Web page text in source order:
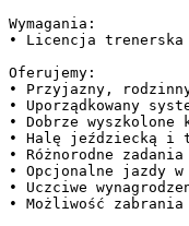
Wymagania:
• Licencja trenerska
Oferujemy:
• Przyjazny,
• Uporządkowany
• Dobrze
• Halę jeździecką i
• Różnorodne zadania
• Opcjonalne jazdy
• Uczciwe
• Możliwość zabrania